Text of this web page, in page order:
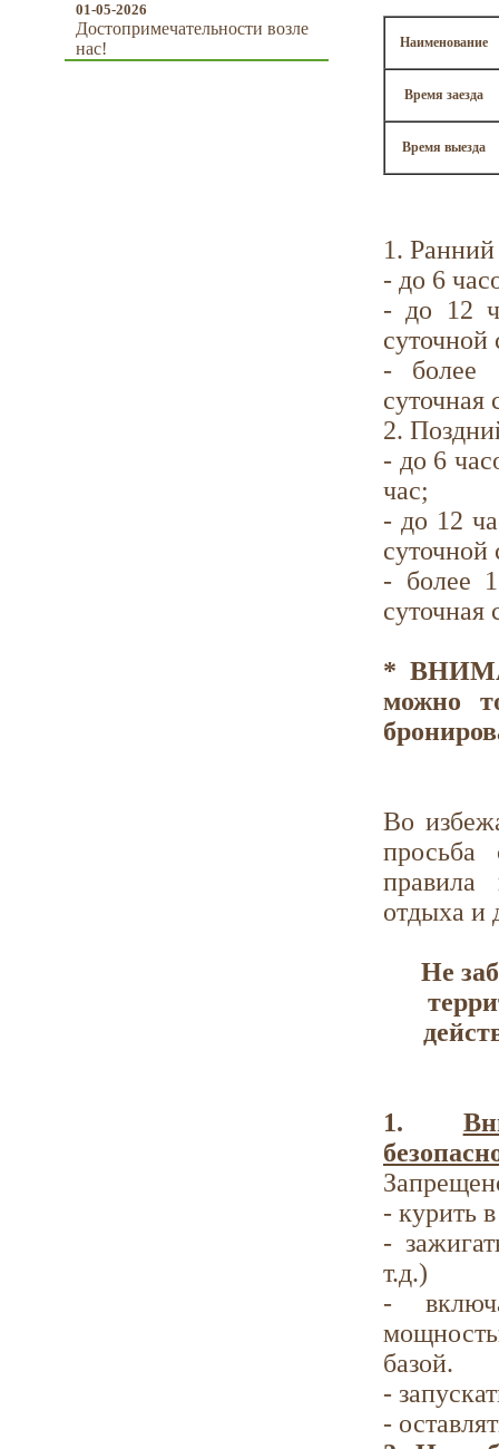
01-05-2026
Достопримечательности возле
нас!
Наименование
Время заезда
Время выезда
1. Ранний
- до 6
- до 12
- более
суточная
2.
- до 6
час;
- до 12
- более
суточная
*
можно
Во
просьба
правила
отдыха и
Не
1.
- курить
-
т.д.)
-
базой.
-
-